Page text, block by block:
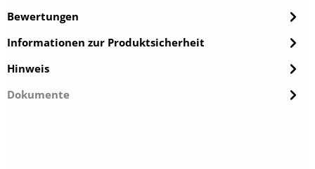
Bewertungen
Informationen zur Produktsicherheit
Hinweis
Dokumente